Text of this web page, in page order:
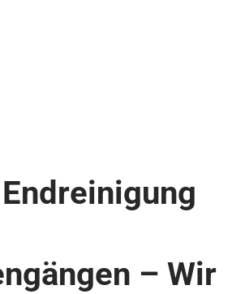
– Wir